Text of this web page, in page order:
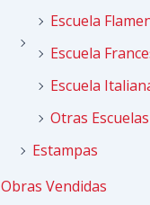
Escuela
Escuela
Escuela
Otras Escuelas
Estampas
Obras Vendidas